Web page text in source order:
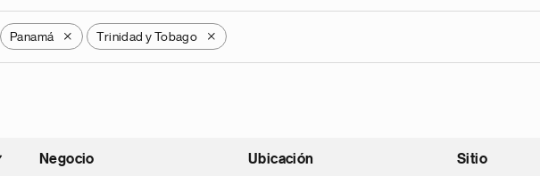
Panamá X Trinidad y Tobago X
Ordenar ascendente
Negocio Ubicación Sitio